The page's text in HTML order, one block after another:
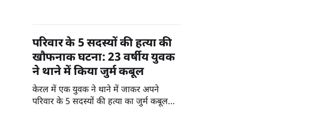
परिवार के 5 सदस्यों की हत्या की
खौफनाक घटना: 23 वर्षीय युवक
ने थाने में किया जुर्म कबूल
केरल में एक युवक ने थाने में जाकर अपने
परिवार के 5 सदस्यों की हत्या का जुर्म कबूल